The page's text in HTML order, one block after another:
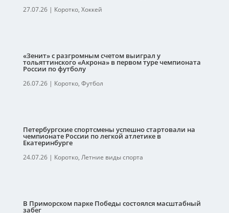
27.07.26| Коротко, Хоккей
«Зенит» с разгромным счетом выиграл у
тольяттинского «Акрона» в первом туре чемпионата
России по футболу
26.07.26| Коротко, Футбол
Петербургские спортсмены успешно стартовали на
чемпионате России по легкой атлетике в
Екатеринбурге
24.07.26| Коротко, Летние виды спорта
В Приморском парке Победы состоялся масштабный
забег